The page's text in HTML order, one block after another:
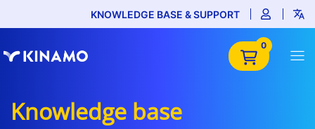
KNOWLEDGE BASE & SUPPORT
0
Knowledge base